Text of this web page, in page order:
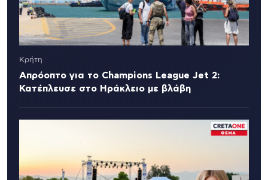
Κρήτη
Απρόοπτο για το Champions League Jet 2:
Κατέπλευσε στο Ηράκλειο με βλάβη